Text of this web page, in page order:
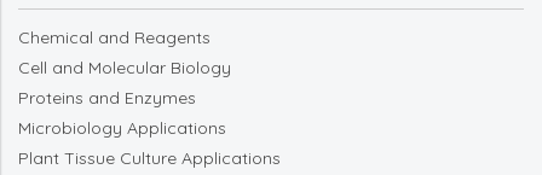
Chemical and Reagents
Cell and Molecular Biology
Proteins and Enzymes
Microbiology Applications
Plant Tissue Culture Applications